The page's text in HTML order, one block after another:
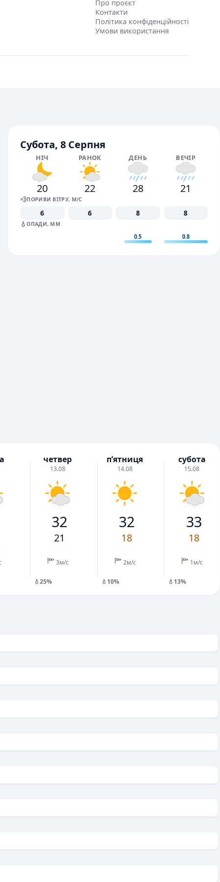
Про проєкт
Контакти
Політика конфіденційності
Умови використання
Субота, 8 Серпня
НІЧ РАНОК ДЕНЬ ВЕЧІР
20 22 28 21
💨ПОРИВИ ВІТРУ, М/С
6 6 8 8
💧ОПАДИ, ММ
0.5 0.8
четвер
13.08
32
21
3м/с
💧25%
пʼятниця
14.08
32
18
2м/с
💧10%
субота
15.08
33
18
1м/с
💧13%